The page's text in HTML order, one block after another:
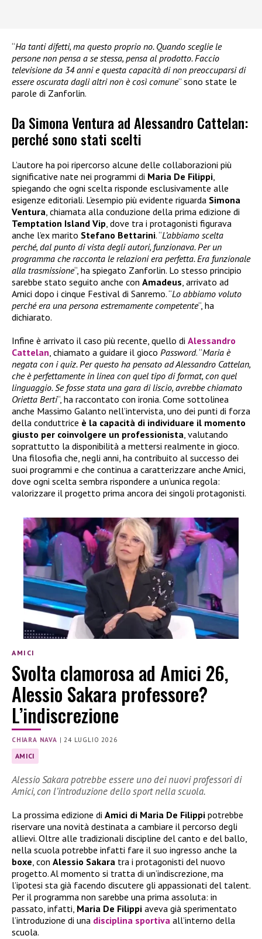
“Ha tanti difetti, ma questo proprio no. Quando sceglie le
persone non pensa a se stessa, pensa al prodotto. Faccio
televisione da 34 anni e questa capacità di non preoccuparsi di
essere oscurata dagli altri non è così comune” sono state le
parole di Zanforlin.
Da Simona Ventura ad Alessandro Cattelan:
perché sono stati scelti
L’autore ha poi ripercorso alcune delle collaborazioni più
significative nate nei programmi di Maria De Filippi
spiegando che ogni scelta risponde esclusivamente alle
esigenze editoriali. L’esempio più evidente riguarda Simona
Ventura , chiamata alla conduzione della prima edizione di
Temptation Island Vip , dove tra i protagonisti figurava
anche l’ex marito Stefano Bettarini. “L’abbiamo scelta
perché, dal punto di vista degli autori, funzionava. Per un
programma che racconta le relazioni era perfetta. Era funzionale
alla trasmissione“, ha spiegato Zanforlin. Lo stesso principio
sarebbe stato seguito anche con Amadeus , arrivato ad
Amici dopo i cinque Festival di Sanremo. “Lo abbiamo voluto
perché era una persona estremamente competente“, ha
dichiarato.
Infine è arrivato il caso più recente, quello di Alessandro
Cattelan , chiamato a guidare il gioco Password. “Maria è
negata con i quiz. Per questo ha pensato ad Alessandro Cattelan,
che è perfettamente in linea con quel tipo di format, con quel
linguaggio. Se fosse stata una gara di liscio, avrebbe chiamato
Orietta Berti“, ha raccontato con ironia. Come sottolinea
anche Massimo Galanto nell’intervista, uno dei punti di forza
della conduttrice è la capacità di individuare il momento
giusto per coinvolgere un professionista , valutando
soprattutto la disponibilità a mettersi realmente in gioco.
Una filosofia che, negli anni, ha contribuito al successo dei
suoi programmi e che continua a caratterizzare anche Amici,
dove ogni scelta sembra rispondere a un’unica regola:
valorizzare il progetto prima ancora dei singoli protagonisti.
AMICI
Svolta clamorosa ad Amici 26,
Alessio Sakara professore?
L’indiscrezione
CHIARA NAVA |24 LUGLIO 2026
AMICI
Alessio Sakara potrebbe essere uno dei nuovi professori di
Amici, con l’introduzione dello sport nella scuola.
La prossima edizione di Amici di Maria De Filippi potrebbe
riservare una novità destinata a cambiare il percorso degli
allievi. Oltre alle tradizionali discipline del canto e del ballo,
nella scuola potrebbe infatti fare il suo ingresso anche la
boxe, con Alessio Sakara tra i protagonisti del nuovo
progetto. Al momento si tratta di un’indiscrezione, ma
l’ipotesi sta già facendo discutere gli appassionati del talent.
Per il programma non sarebbe una prima assoluta: in
passato, infatti, Maria De Filippi aveva già sperimentato
l’introduzione di una disciplina sportiva all’interno della
scuola.